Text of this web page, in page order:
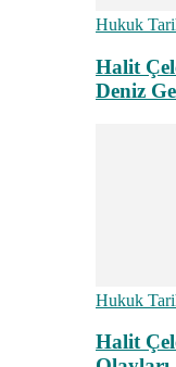
Hukuk
Halit
Deniz
Hukuk
Halit